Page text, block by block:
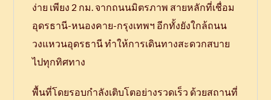
ง่าย เพียง 2 กม. จากถนนมิตรภาพ สายหลักที่เชื่อม
อุดรธานี-หนองคาย-กรุงเทพฯ อีกทั้งยังใกล้ถนน
วงแหวนอุดรธานี ทำให้การเดินทางสะดวกสบาย
ไปทุกทิศทาง
พื้นที่โดยรอบกำลังเติบโตอย่างรวดเร็ว ด้วยสถานที่